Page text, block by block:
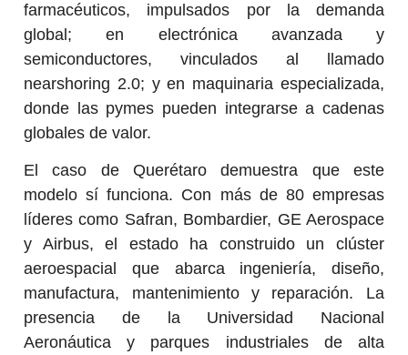
farmacéuticos, impulsados por la demanda
global; en electrónica avanzada y
semiconductores, vinculados al llamado
nearshoring 2.0; y en maquinaria especializada,
donde las pymes pueden integrarse a cadenas
globales de valor.
El caso de Querétaro demuestra que este
modelo sí funciona. Con más de 80 empresas
líderes como Safran, Bombardier, GE Aerospace
y Airbus, el estado ha construido un clúster
aeroespacial que abarca ingeniería, diseño,
manufactura, mantenimiento y reparación. La
presencia de la Universidad Nacional
Aeronáutica y parques industriales de alta